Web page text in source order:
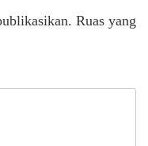
Ruas yang